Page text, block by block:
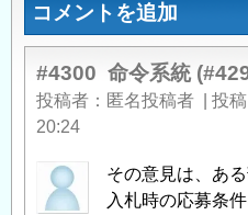
ず
コメントを追加
#4300 命令系統
投稿者 匿名投稿者 投
20:24
その意見は、あ
入札時の応募条